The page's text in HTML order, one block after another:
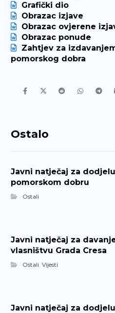
Grafički dio
Obrazac izjave
Obrazac ovjerene
Obrazac ponude
Zahtjev za
pomorskog dobra
Ostalo
Javni natječaj za
pomorskom dobru
Ostali
Javni natječaj za
vlasništvu Grada Cresa
Ostali,Vijesti
Javni natječaj za